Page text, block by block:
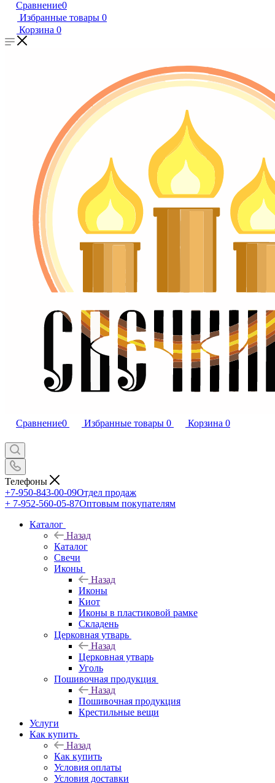
Сравнение0
Избранные товары 0
Корзина 0
Сравнение0 Избранные товары 0 Корзина 0
Телефоны
+7-950-843-00-09Отдел продаж
+ 7-952-560-05-87Оптовым покупателям
Каталог
Назад
Каталог
Свечи
Иконы
Назад
Иконы
Киот
Иконы в пластиковой рамке
Складень
Церковная утварь
Назад
Церковная утварь
Уголь
Пошивочная продукция
Назад
Пошивочная продукция
Крестильные вещи
Услуги
Как купить
Назад
Как купить
Условия оплаты
Условия доставки